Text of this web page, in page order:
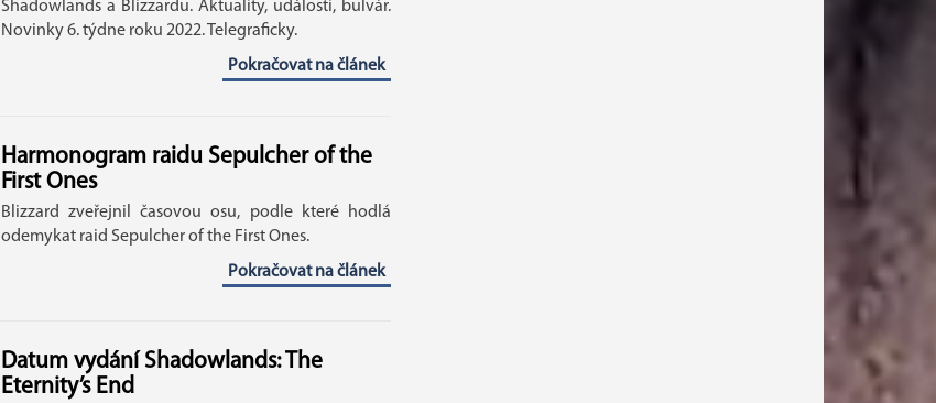
Shadowlands a Blizzardu. Aktuality, události, bulvár.
Novinky 6. týdne roku 2022. Telegraficky.
Pokračovat na článek
Harmonogram raidu Sepulcher of the
First Ones
Blizzard zveřejnil časovou osu, podle které hodlá
odemykat raid Sepulcher of the First Ones.
Pokračovat na článek
Datum vydání Shadowlands: The
Eternity’s End